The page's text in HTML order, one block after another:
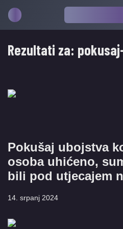
Rezultati za:
Pokušaj ubojstva
osoba uhićeno,
bili pod utjecajem
14. srpanj 2024